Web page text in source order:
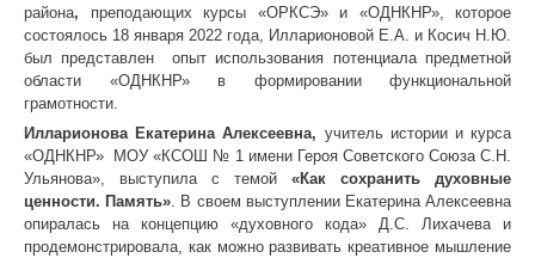
района, преподающих курсы «ОРКСЭ» и «ОДНКНР», которое
состоялось 18 января 2022 года, Илларионовой Е.А. и Косич Н.Ю.
был представлен опыт использования потенциала предметной
области «ОДНКНР» в формировании функциональной
грамотности.
Илларионова Екатерина Алексеевна, учитель истории и курса
«ОДНКНР» МОУ «КСОШ № 1 имени Героя Советского Союза С.Н.
Ульянова», выступила с темой «Как сохранить духовные
ценности. Память». В своем выступлении Екатерина Алексеевна
опиралась на концепцию «духовного кода» Д.С. Лихачева и
продемонстрировала, как можно развивать креативное мышление